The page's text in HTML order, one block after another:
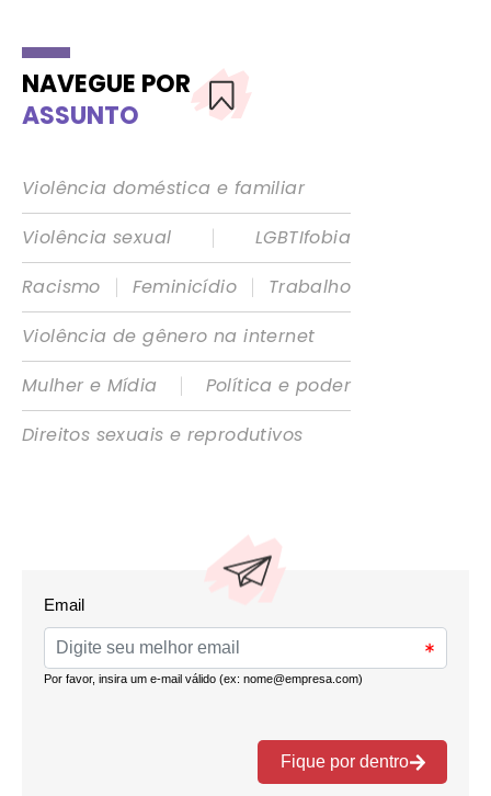
NAVEGUE POR
ASSUNTO
Violência doméstica e familiar
Violência sexual
|
LGBTIfobia
Racismo
| Feminicídio |
Trabalho
Violência de gênero na internet
Mulher e Mídia
|
Política e poder
Direitos sexuais e reprodutivos